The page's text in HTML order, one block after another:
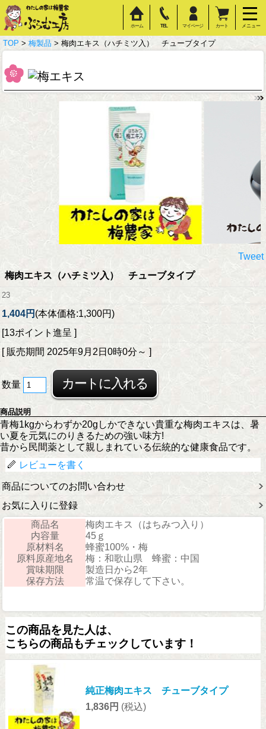
ホーム TEL マイページ カート メニュー
TOP > 梅製品 > 梅肉エキス（ハチミツ入） チューブタイプ
Tweet
梅肉エキス（ハチミツ入） チューブタイプ
23
1,404円 (本体価格:1,300円)
[13ポイント進呈 ]
[ 販売期間 2025年9月2日0時0分 ～ ]
数量
商品説明
青梅1kgからわずか20gしかできない貴重な梅肉エキスは、暑
い夏を元気にのりきるための強い味方!
昔から民間薬として親しまれている伝統的な健康食品です。
レビューを書く
商品についてのお問い合わせ
お気に入りに登録
商品名
梅肉エキス（はちみつ入り）
内容量
45ｇ
原材料名
蜂蜜100%・梅
原料原産地名
梅：和歌山県 蜂蜜：中国
賞味期限
製造日から2年
保存方法
常温で保存して下さい。
この商品を見た人は、
こちらの商品もチェックしています！
純正梅肉エキス チューブタイプ
1,836円 (税込)